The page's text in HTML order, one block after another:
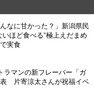
なに甘かった？」新潟県民
ほど食べる”極上えだまめ
実食
ラマンの新フレーバー「ガ
片寄涼太さんが祝福イベ